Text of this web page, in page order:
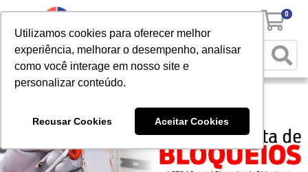
Utilizamos cookies para oferecer melhor
experiência, melhorar o desempenho, analisar
como você interage em nosso site e
personalizar conteúdo.
Recusar Cookies Aceitar Cookies
0